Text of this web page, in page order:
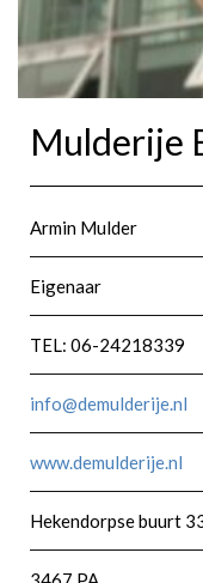
Mulderije
Armin Mulder
Eigenaar
TEL: 06-24218339
info@demulderije.nl
www.demulderije.nl
Hekendorpse buurt